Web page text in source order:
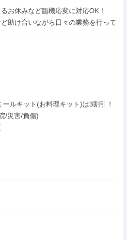
お休みなど臨機応変に対応OK！
助け合いながら日々の業務を行って
/災害/負傷)